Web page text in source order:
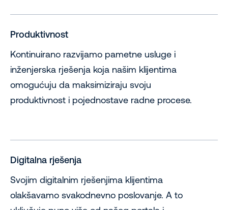
Produktivnost
Kontinuirano razvijamo pametne usluge i
inženjerska rješenja koja našim klijentima
omogućuju da maksimiziraju svoju
produktivnost i pojednostave radne procese.
Digitalna rješenja
Svojim digitalnim rješenjima klijentima
olakšavamo svakodnevno poslovanje. A to